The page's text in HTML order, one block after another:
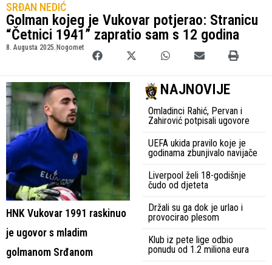
SRĐAN NEDIĆ
Golman kojeg je Vukovar potjerao: Stranicu
“Četnici 1941” zapratio sam s 12 godina
8. Augusta 2025. Nogomet
HNK Vukovar 1991 raskinuo
je ugovor s mladim
golmanom Srđanom
NAJNOVIJE
Omladinci Rahić, Pervan i
Zahirović potpisali ugovore
UEFA ukida pravilo koje je
godinama zbunjivalo navijače
Liverpool želi 18-godišnje
čudo od djeteta
Držali su ga dok je urlao i
provocirao plesom
Klub iz pete lige odbio
ponudu od 1.2 miliona eura